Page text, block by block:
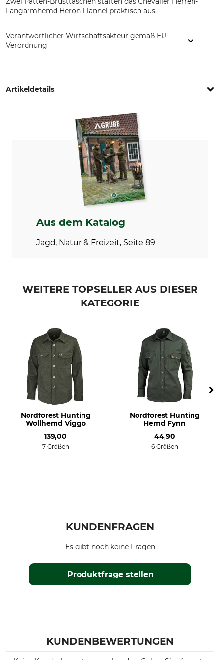
Langarmhemd Heron Flannel praktisch aus.
Verantwortlicher Wirtschaftsakteur gemäß EU-
Verordnung
Mölnlycke, Sweden, www.chevalier.se
Artikeldetails
Produkttyp
Langarmhemd
Modellbezeichnung
Oberstoff
100% Baumwolle
Bleichen
Nicht bleichen
Schonende Trocknung bis
Bügeln
Professionelle Textilpflege
Für
evergreen checked
XL
Aus dem Katalog
Jagd, Natur & Freizeit, Seite 89
WEITERE TOPSELLER AUS DIESER
KATEGORIE
Nordforest Hunting
Wollhemd Viggo
139,00
7 Größen
Nordforest Hunting
Hemd Fynn
44,90
6 Größen
KUNDENFRAGEN
Produktfrage stellen
Es gibt noch keine Fragen
KUNDENBEWERTUNGEN